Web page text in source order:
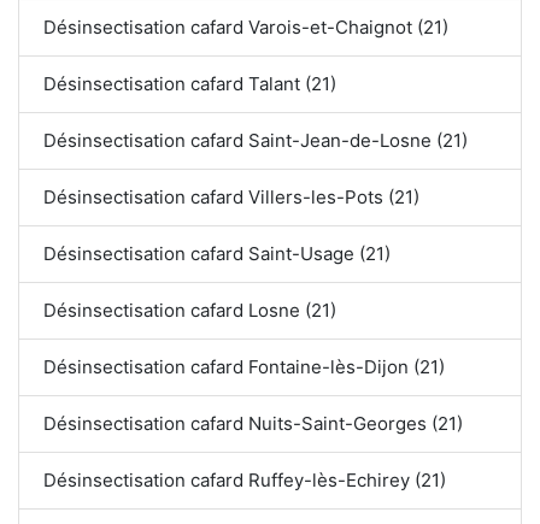
Désinsectisation cafard Varois-et-Chaignot (21)
Désinsectisation cafard Talant (21)
Désinsectisation cafard Saint-Jean-de-Losne (21)
Désinsectisation cafard Villers-les-Pots (21)
Désinsectisation cafard Saint-Usage (21)
Désinsectisation cafard Losne (21)
Désinsectisation cafard Fontaine-lès-Dijon (21)
Désinsectisation cafard Nuits-Saint-Georges (21)
Désinsectisation cafard Ruffey-lès-Echirey (21)